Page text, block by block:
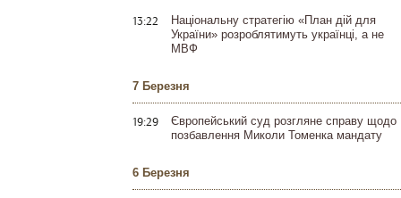
13:22
Національну стратегію «План дій для
України» розроблятимуть українці, а не
МВФ
7 Березня
19:29
Європейський суд розгляне справу щодо
позбавлення Миколи Томенка мандату
6 Березня